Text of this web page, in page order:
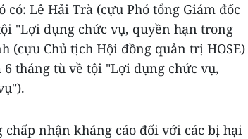
Lê Hải Trà (cựu Phó tổng Giám đốc
"Lợi dụng chức vụ, quyền hạn trong
(cựu Chủ tịch Hội đồng quản trị HOSE)
tháng tù về tội "Lợi dụng chức vụ,
nhận kháng cáo đối với các bị hại